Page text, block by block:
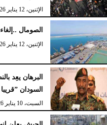
الإثنين، 12 يناير 2026
الصومال
الإثنين، 12 يناير 2026
البرهان يعِد
السودان
السبت، 10 يناير 2026